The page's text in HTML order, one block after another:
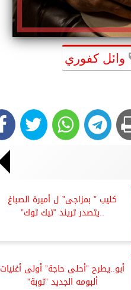
وائل كفوري
كليب ” بمزاجى” ل أميرة الصباغ
..يتصدر تريند ”تيك توك”
أبو..يطرح ”أحلى حاجة” أولى أغنيات
ألبومه الجديد ”توبة”